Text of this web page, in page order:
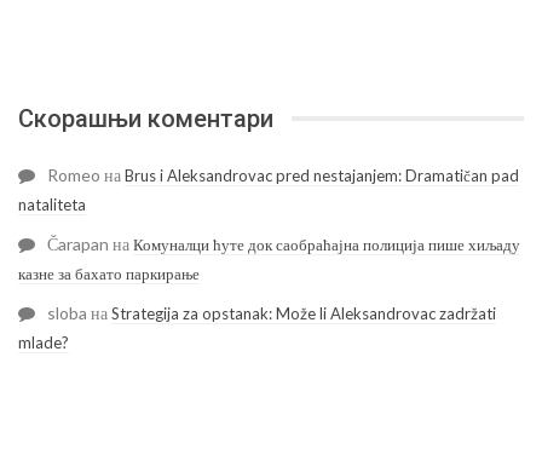
Скорашњи коментари
Romeo наBrus i Aleksandrovac pred nestajanjem: Dramatičan pad
nataliteta
Čarapan наКомуналци ћуте док саобраћајна полиција пише хиљаду
казне за бахато паркирање
sloba наStrategija za opstanak: Može li Aleksandrovac zadržati
mlade?